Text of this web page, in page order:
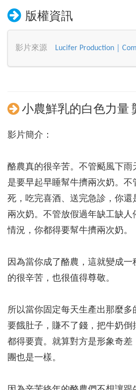
版權資訊
影片來源 Lucifer Production｜
小農鮮乳的白色力量
影片簡介：
酪農真的很辛苦。不管颳風下雨
是要早起早睡幫牛擠兩次奶。不
死，吃完喜酒、送完急診，你還
兩次奶。不管放假過年缺工缺
情況，你都得要幫牛擠兩次奶。
因為當你成了酪農，這就變成
的很辛苦，也很值得尊敬。
所以當你固定每天生產出那麼多
要餓肚子，賺不了錢，把牛奶倒
都得要賣。就算對方是形象奇差
團也是一樣。